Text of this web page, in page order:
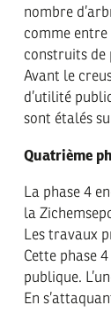
nombre
comme
construits de
Avant le
d’utilité
sont étalés
Quatrième
La phase 4
la
Les travaux
Cette phase
publique.
En